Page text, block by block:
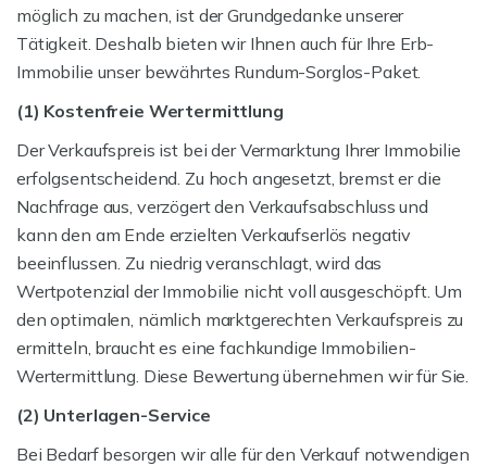
möglich zu machen, ist der Grundgedanke unserer
Tätigkeit. Deshalb bieten wir Ihnen auch für Ihre Erb-
Immobilie unser bewährtes Rundum-Sorglos-Paket.
(1) Kostenfreie Wertermittlung
Der Verkaufspreis ist bei der Vermarktung Ihrer Immobilie
erfolgsentscheidend. Zu hoch angesetzt, bremst er die
Nachfrage aus, verzögert den Verkaufsabschluss und
kann den am Ende erzielten Verkaufserlös negativ
beeinflussen. Zu niedrig veranschlagt, wird das
Wertpotenzial der Immobilie nicht voll ausgeschöpft. Um
den optimalen, nämlich marktgerechten Verkaufspreis zu
ermitteln, braucht es eine fachkundige Immobilien-
Wertermittlung. Diese Bewertung übernehmen wir für Sie.
(2) Unterlagen-Service
Bei Bedarf besorgen wir alle für den Verkauf notwendigen